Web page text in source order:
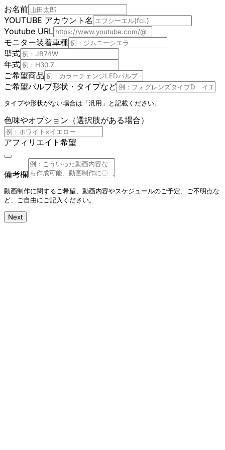
お名前
YOUTUBE アカウント名
Youtube URL
モニター装着車種
型式
年式
ご希望商品
ご希望バルブ形状・タイプなど
タイプや形状がない場合は「汎用」と記載ください。
色味やオプション（選択肢がある場合）
アフィリエイト希望
備考欄
動画制作に関するご希望、動画内容やスケジュールのご予定、ご不明点な
ど、ご自由にご記入ください。
Next